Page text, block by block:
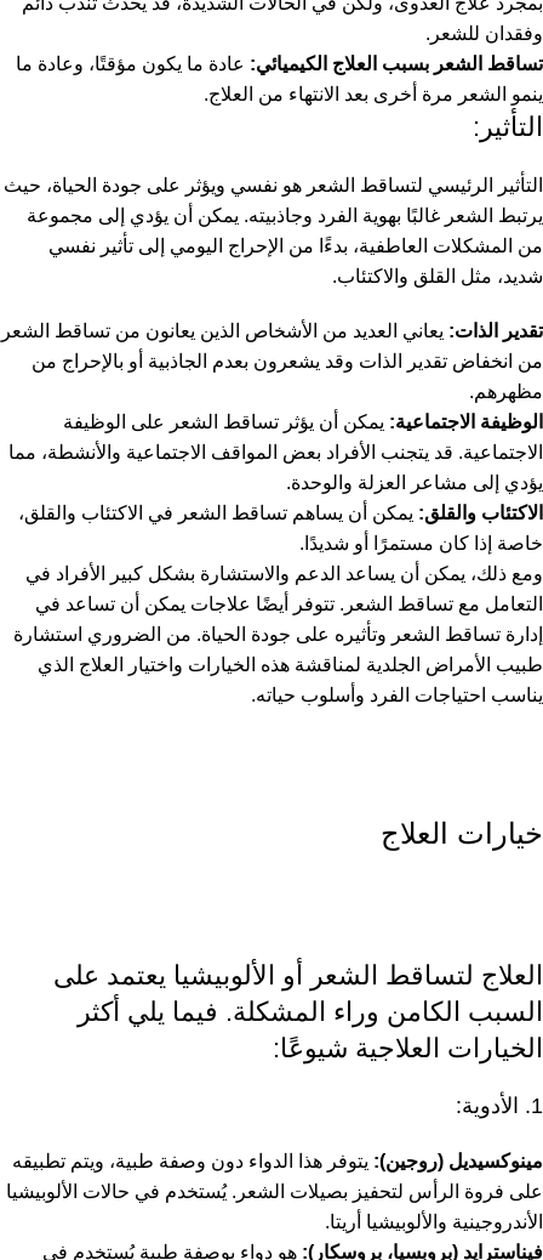
وفقدان للشعر.
تساقط الشعر بسبب العلاج الكيميائي: عادة ما يكون مؤقتًا، وعادة ما
ينمو الشعر مرة أخرى بعد الانتهاء من العلاج.
التأثير:
التأثير الرئيسي لتساقط الشعر هو نفسي ويؤثر على جودة الحياة، حيث
يرتبط الشعر غالبًا بهوية الفرد وجاذبيته. يمكن أن يؤدي إلى مجموعة
من المشكلات العاطفية، بدءًا من الإحراج اليومي إلى تأثير نفسي
شديد، مثل القلق والاكتئاب.
تقدير الذات: يعاني العديد من الأشخاص الذين يعانون من تساقط الشعر
من انخفاض تقدير الذات وقد يشعرون بعدم الجاذبية أو بالإحراج من
مظهرهم.
الوظيفة الاجتماعية: يمكن أن يؤثر تساقط الشعر على الوظيفة
الاجتماعية. قد يتجنب الأفراد بعض المواقف الاجتماعية والأنشطة، مما
يؤدي إلى مشاعر العزلة والوحدة.
الاكتئاب والقلق: يمكن أن يساهم تساقط الشعر في الاكتئاب والقلق،
خاصة إذا كان مستمرًا أو شديدًا.
ومع ذلك، يمكن أن يساعد الدعم والاستشارة بشكل كبير الأفراد في
التعامل مع تساقط الشعر. تتوفر أيضًا علاجات يمكن أن تساعد في
إدارة تساقط الشعر وتأثيره على جودة الحياة. من الضروري استشارة
طبيب الأمراض الجلدية لمناقشة هذه الخيارات واختيار العلاج الذي
يناسب احتياجات الفرد وأسلوب حياته.
خيارات العلاج
العلاج لتساقط الشعر أو الألوبيشيا يعتمد على
السبب الكامن وراء المشكلة. فيما يلي أكثر
الخيارات العلاجية شيوعًا:
1. الأدوية:
مينوكسيديل (روجين): يتوفر هذا الدواء دون وصفة طبية، ويتم تطبيقه
على فروة الرأس لتحفيز بصيلات الشعر. يُستخدم في حالات الألوبيشيا
الأندروجينية والألوبيشيا أريتا.
فيناسترايد (بروبسيا، بروسكار): هو دواء بوصفة طبية يُستخدم في